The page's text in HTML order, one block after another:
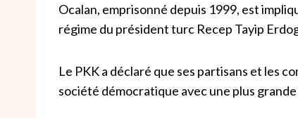
Ocalan, emprisonné depuis 1999, est
régime du président turc Recep Tayip
Le PKK a déclaré que ses partisans et les
société démocratique avec une plus